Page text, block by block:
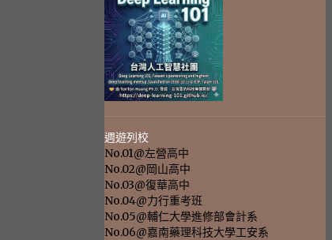
週遊列校
No.01@左營高中
No.02@岡山高中
No.03@復華高中
No.04@力行重考班
No.05@輔仁大學進修部會計系
No.06@嘉南藥理科技大學工安系